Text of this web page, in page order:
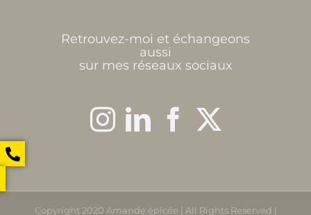
Retrouvez-moi et échangeons
aussi
sur mes réseaux sociaux
Copyright 2020 Amande épicée | All Rights Reserved |